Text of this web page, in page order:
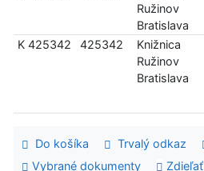
Ružinov
Bratislava
K 425342 425342
Knižnica
Ružinov
Bratislava
Do košíka Trvalý odkaz
Vybrané dokumenty
Zdieľať